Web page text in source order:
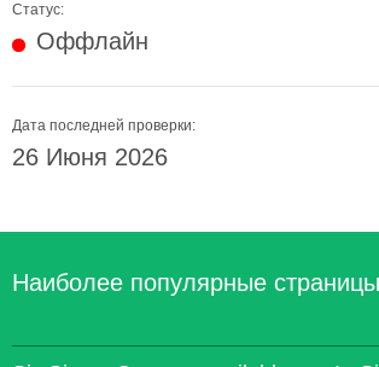
Статус:
Оффлайн
Дата последней проверки:
26 Июня 2026
Наиболее популярные